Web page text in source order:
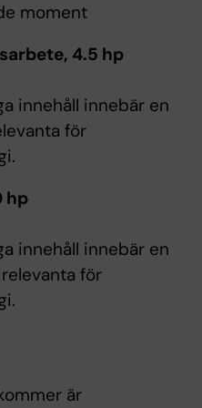
moment
4.5 hp
innehåll innebär en
för
hp
innehåll innebär en
för
är